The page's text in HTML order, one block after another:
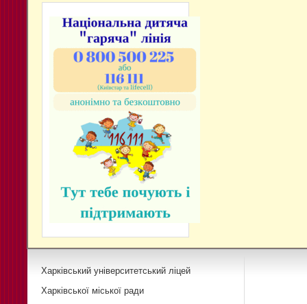
Харківський університетський ліцей
Харківської міської ради